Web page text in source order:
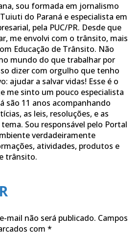
sou formada em jornalismo
do Paraná e especialista em
pela PUC/PR. Desde que
me envolvi com o trânsito, mais
Educação de Trânsito. Não
mundo do que trabalhar por
dizer com orgulho que tenho
ajudar a salvar vidas! Esse é o
me sinto um pouco especialista
são 11 anos acompanhando
as leis, resoluções, e as
Sou responsável pelo Portal
verdadeiramente
atividades, produtos e
trânsito.
mail não será publicado. Campos
com *